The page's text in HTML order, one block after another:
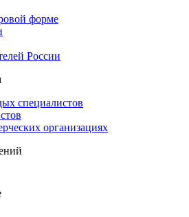
форме
России
специалистов
организациях